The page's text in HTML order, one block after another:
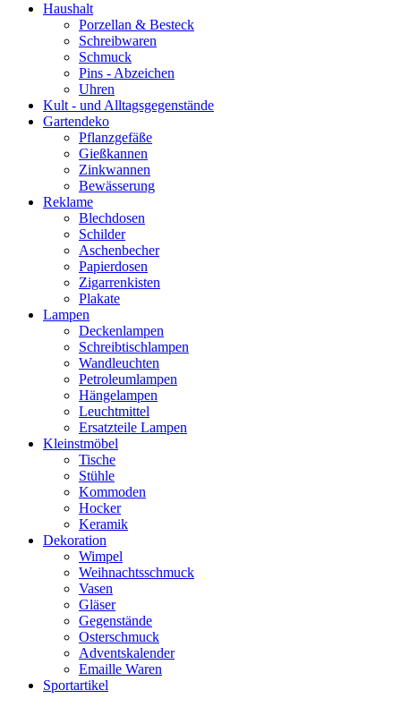
Haushalt
Porzellan & Besteck
Schreibwaren
Schmuck
Pins - Abzeichen
Uhren
Kult - und Alltagsgegenstände
Gartendeko
Pflanzgefäße
Gießkannen
Zinkwannen
Bewässerung
Reklame
Blechdosen
Schilder
Aschenbecher
Papierdosen
Zigarrenkisten
Plakate
Lampen
Deckenlampen
Schreibtischlampen
Wandleuchten
Petroleumlampen
Hängelampen
Leuchtmittel
Ersatzteile Lampen
Kleinstmöbel
Tische
Stühle
Kommoden
Hocker
Keramik
Dekoration
Wimpel
Weihnachtsschmuck
Vasen
Gläser
Gegenstände
Osterschmuck
Adventskalender
Emaille Waren
Sportartikel